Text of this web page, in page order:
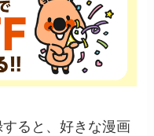
ると、好きな漫画